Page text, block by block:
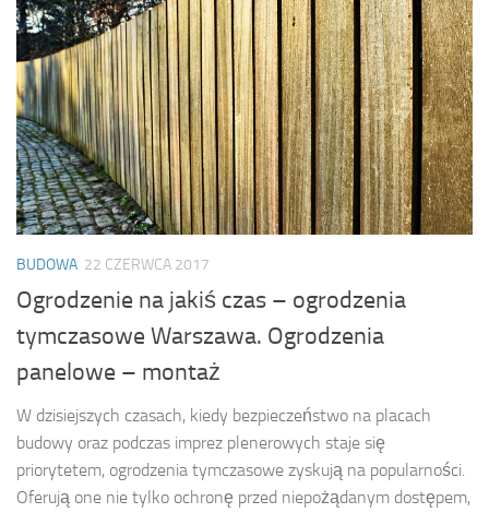
BUDOWA 22 CZERWCA 2017
Ogrodzenie na jakiś czas – ogrodzenia
tymczasowe Warszawa. Ogrodzenia
panelowe – montaż
W dzisiejszych czasach, kiedy bezpieczeństwo na placach
budowy oraz podczas imprez plenerowych staje się
priorytetem, ogrodzenia tymczasowe zyskują na popularności.
Oferują one nie tylko ochronę przed niepożądanym dostępem,